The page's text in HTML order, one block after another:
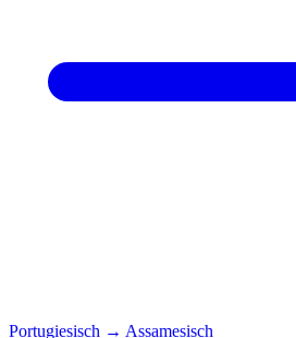
Portugiesisch → Assamesisch